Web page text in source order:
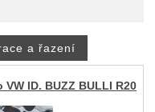
ID. BUZZ BULLI R20